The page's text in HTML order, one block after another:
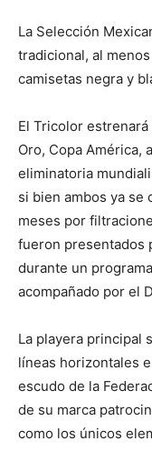
La Selección
tradicional, al
camisetas negra y
El Tricolor
Oro, Copa América,
eliminatoria
si bien ambos ya se
meses por
fueron presentados
durante un
acompañado por el
La playera principal
líneas horizontales
escudo de la
de su marca
como los únicos